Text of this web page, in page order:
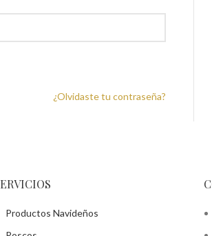
¿Olvidaste tu contraseña?
Productos Navideños